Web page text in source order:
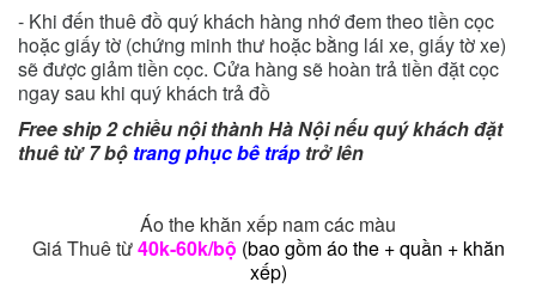
- Khi đến thuê đồ quý khách hàng nhớ đem theo tiền cọc
hoặc giấy tờ (chứng minh thư hoặc bằng lái xe, giấy tờ xe)
sẽ được giảm tiền cọc. Cửa hàng sẽ hoàn trả tiền đặt cọc
ngay sau khi quý khách trả đồ
Free ship 2 chiều nội thành Hà Nội nếu quý khách đặt
thuê từ 7 bộ trang phục bê tráp trở lên
Áo the khăn xếp nam các màu
Giá Thuê từ40k-60k/bộ (bao gồm áo the + quần + khăn
xếp)